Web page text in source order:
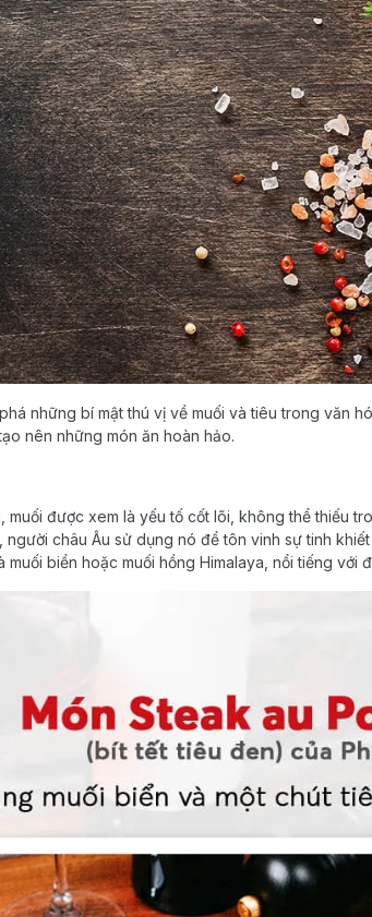
những bí mật thú vị về muối và tiêu trong văn
nên những món ăn hoàn hảo.
muối được xem là yếu tố cốt lõi, không thể thiếu
người châu Âu sử dụng nó để tôn vinh sự tinh
biển hoặc muối hồng Himalaya, nổi tiếng với